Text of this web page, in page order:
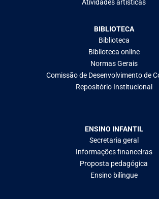
Atividades artísticas
BIBLIOTECA
Biblioteca
Biblioteca online
Normas Gerais
Comissão de Desenvolvimento de
Repositório Institucional
ENSINO INFANTIL
Secretaria geral
Informações financeiras
Proposta pedagógica
Ensino bilíngue